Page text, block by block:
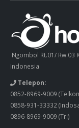
Ngombol Rt.01/ Rw.03
Indonesia
Telepon:
0852-8969-9009
0858-931-33332
0896-8969-9009 (Tri)